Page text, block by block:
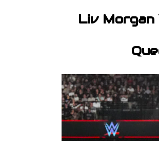
Liv Morgan